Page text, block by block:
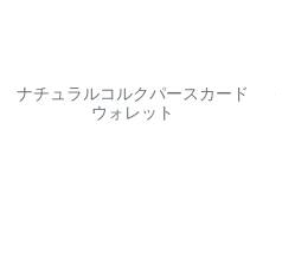
ナチュラルコルクパースカード
ウォレット